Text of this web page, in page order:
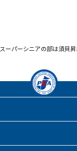
スーパーシニアの部は須貝